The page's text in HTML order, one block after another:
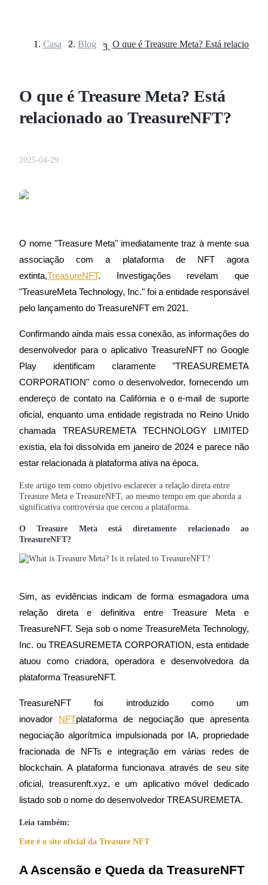
TradFi
Derivativos de ações, câmbio, metais preciosos e commodities
Futuros de USDC
Casa > Blog >
O que é Treasure Meta? Está
relacionado ao TreasureNFT?
2025-04-29
O nome "Treasure Meta" imediatamente traz à mente sua
associação com a plataforma de NFT agora
extinta,TreasureNFT. Investigações revelam que
"TreasureMeta Technology, Inc." foi a entidade responsável
pelo lançamento do TreasureNFT em 2021.
Confirmando ainda mais essa conexão, as informações do
desenvolvedor para o aplicativo TreasureNFT no Google
Play identificam claramente "TREASUREMETA
CORPORATION" como o desenvolvedor, fornecendo um
endereço de contato na Califórnia e o e-mail de suporte
oficial, enquanto uma entidade registrada no Reino Unido
chamada TREASUREMETA TECHNOLOGY LIMITED
existia, ela foi dissolvida em janeiro de 2024 e parece não
estar relacionada à plataforma ativa na época.
Este artigo tem como objetivo esclarecer a relação direta entre
Treasure Meta e TreasureNFT, ao mesmo tempo em que aborda a
significativa controvérsia que cercou a plataforma.
O Treasure Meta está diretamente relacionado ao
TreasureNFT?
Sim, as evidências indicam de forma esmagadora uma
relação direta e definitiva entre Treasure Meta e
TreasureNFT. Seja sob o nome TreasureMeta Technology,
Inc. ou TREASUREMETA CORPORATION, esta entidade
atuou como criadora, operadora e desenvolvedora da
plataforma TreasureNFT.
TreasureNFT foi introduzido como um
inovador NFTplataforma de negociação que apresenta
negociação algorítmica impulsionada por IA, propriedade
fracionada de NFTs e integração em várias redes de
blockchain. A plataforma funcionava através de seu site
oficial, treasurenft.xyz, e um aplicativo móvel dedicado
listado sob o nome do desenvolvedor TREASUREMETA.
Leia também:
Este é o site oficial da Treasure NFT
A Ascensão e Queda da TreasureNFT